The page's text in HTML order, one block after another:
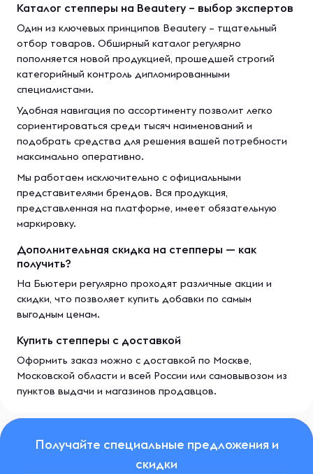
Каталог степперы на Beautery – выбор экспертов
Один из ключевых принципов Beautery – тщательный
отбор товаров. Обширный каталог регулярно
пополняется новой продукцией, прошедшей строгий
категорийный контроль дипломированными
специалистами.
Удобная навигация по ассортименту позволит легко
сориентироваться среди тысяч наименований и
подобрать средства для решения вашей потребности
максимально оперативно.
Мы работаем исключительно с официальными
представителями брендов. Вся продукция,
представленная на платформе, имеет обязательную
маркировку.
Дополнительная скидка на степперы — как
получить?
На Бьютери регулярно проходят различные акции и
скидки, что позволяет купить добавки по самым
выгодным ценам.
Купить степперы с доставкой
Оформить заказ можно с доставкой по Москве,
Московской области и всей России или самовывозом из
пунктов выдачи и магазинов продавцов.
Получайте специальные предложения и
скидки